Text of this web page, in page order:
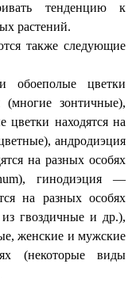
тенденцию к
растений.
также следующие
обоеполые цветки
зонтичные),
находятся на
андродиэция
на разных особях
гинодиэция —
на разных особях
гвоздичные и др.),
женские и мужские
(некоторые виды